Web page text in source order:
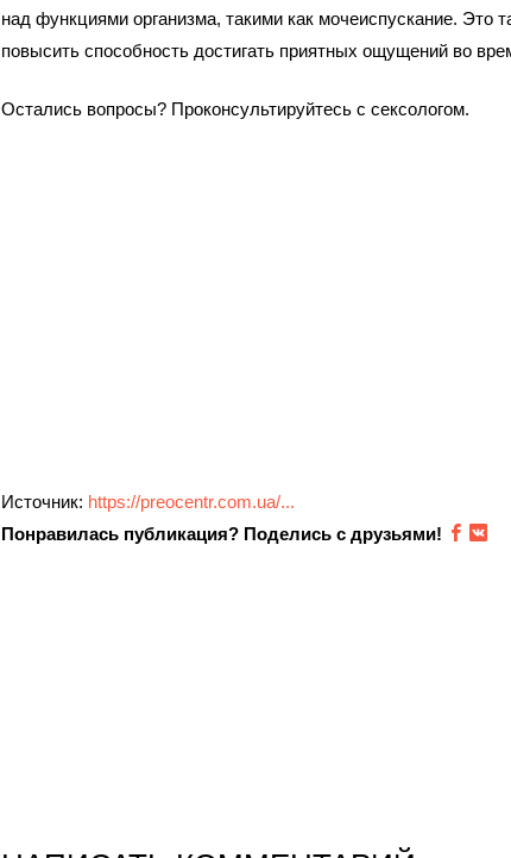
над функциями организма, такими как мочеиспускание. Это
повысить способность достигать приятных ощущений во
Остались вопросы? Проконсультируйтесь с сексологом.
Источник: https://preocentr.com.ua/...
Понравилась публикация? Поделись с друзьями!